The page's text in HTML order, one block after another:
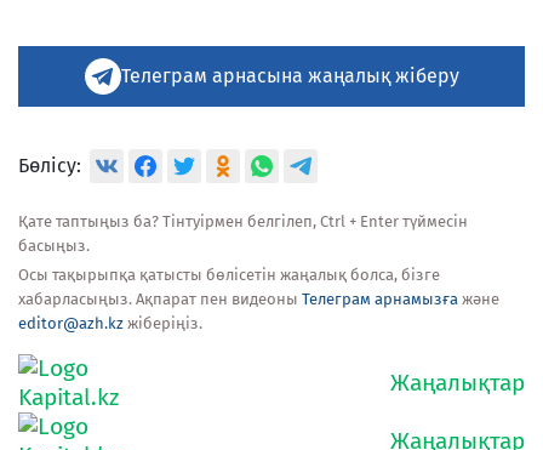
Телеграм арнасына жаңалық жіберу
Бөлісу:
Қате таптыңыз ба? Тінтуірмен белгілеп, Ctrl + Enter түймесін
басыңыз.
Осы тақырыпқа қатысты бөлісетін жаңалық болса, бізге
хабарласыңыз. Ақпарат пен видеоны Телеграм арнамызға және
editor@azh.kz жіберіңіз.